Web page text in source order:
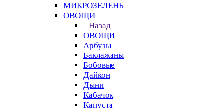
МИКРОЗЕЛЕНЬ
ОВОЩИ
Назад
ОВОЩИ
Арбузы
Баклажаны
Бобовые
Дайкон
Дыни
Кабачок
Капуста